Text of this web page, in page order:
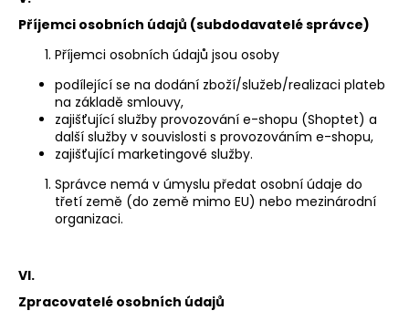
Příjemci osobních údajů (subdodavatelé správce)
Příjemci osobních údajů jsou osoby
podílející se na dodání zboží/služeb/realizaci plateb
na základě smlouvy,
zajišťující služby provozování e-shopu (Shoptet) a
další služby v souvislosti s provozováním e-shopu,
zajišťující marketingové služby.
Správce nemá v úmyslu předat osobní údaje do
třetí země (do země mimo EU) nebo mezinárodní
organizaci.
VI.
Zpracovatelé osobních údajů